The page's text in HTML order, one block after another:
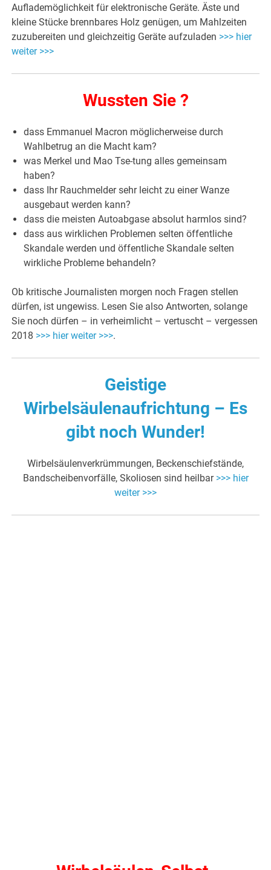
Auflademöglichkeit für elektronische Geräte. Äste und
kleine Stücke brennbares Holz genügen, um Mahlzeiten
zuzubereiten und gleichzeitig Geräte aufzuladen >>> hier
weiter >>>
Wussten Sie ?
dass Emmanuel Macron möglicherweise durch
Wahlbetrug an die Macht kam?
was Merkel und Mao Tse-tung alles gemeinsam
haben?
dass Ihr Rauchmelder sehr leicht zu einer Wanze
ausgebaut werden kann?
dass die meisten Autoabgase absolut harmlos sind?
dass aus wirklichen Problemen selten öffentliche
Skandale werden und öffentliche Skandale selten
wirkliche Probleme behandeln?
Ob kritische Journalisten morgen noch Fragen stellen
dürfen, ist ungewiss. Lesen Sie also Antworten, solange
Sie noch dürfen – in verheimlicht – vertuscht – vergessen
2018 >>> hier weiter >>>.
Geistige
Wirbelsäulenaufrichtung – Es
gibt noch Wunder!
Wirbelsäulenverkrümmungen, Beckenschiefstände,
Bandscheibenvorfälle, Skoliosen sind heilbar >>> hier
weiter >>>